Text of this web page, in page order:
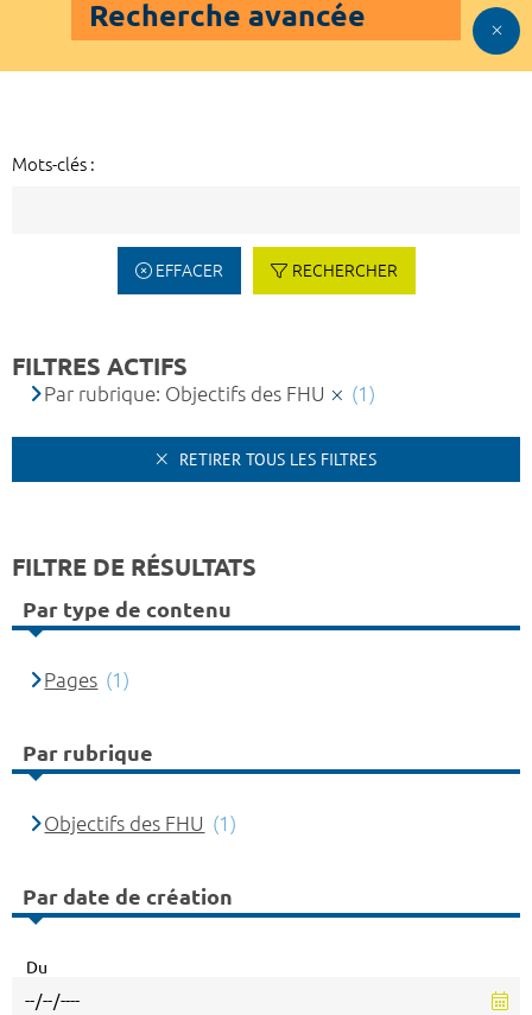
Recherche avancée
Mots-clés :
EFFACER RECHERCHER
FILTRES ACTIFS
Par rubrique: Objectifs des FHU (1)
RETIRER TOUS LES FILTRES
FILTRE DE RÉSULTATS
Par type de contenu
Pages (1)
Par rubrique
Objectifs des FHU (1)
Par date de création
Du